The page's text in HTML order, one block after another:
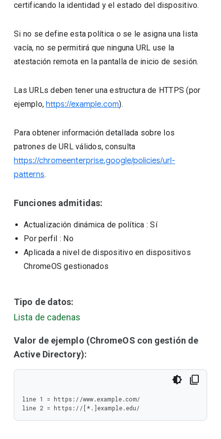
certificando la identidad y el estado del dispositivo.
Si no se define esta política o se le asigna una lista
vacía, no se permitirá que ninguna URL use la
atestación remota en la pantalla de inicio de sesión.
Las URLs deben tener una estructura de HTTPS (por
ejemplo,https://example.com).
Para obtener información detallada sobre los
patrones de URL válidos, consulta
https://chromeenterprise.google/policies/url-
patterns.
Funciones admitidas:
Actualización dinámica de política : Sí
Por perfil : No
Aplicada a nivel de dispositivo en dispositivos
ChromeOS gestionados
Tipo de datos:
Lista de cadenas
Valor de ejemplo (ChromeOS con gestión de
Active Directory):
line 1 = https://www.example.com/
line 2 = https://[*.]example.edu/